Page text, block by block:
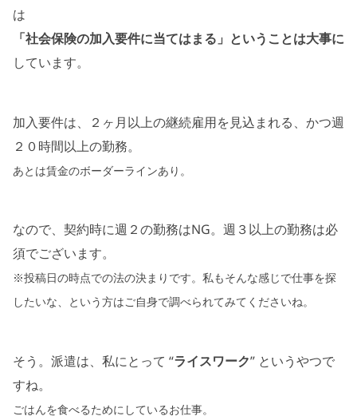
は
「社会保険の加入要件に当てはまる」ということは大事に
しています。
加入要件は、２ヶ月以上の継続雇用を見込まれる、かつ週
２０時間以上の勤務。
あとは賃金のボーダーラインあり。
なので、契約時に週２の勤務はNG。週３以上の勤務は必
須でございます。
※投稿日の時点での法の決まりです。私もそんな感じで仕事を探
したいな、という方はご自身で調べられてみてくださいね。
そう。派遣は、私にとって “ライスワーク” というやつで
すね。
ごはんを食べるためにしているお仕事。